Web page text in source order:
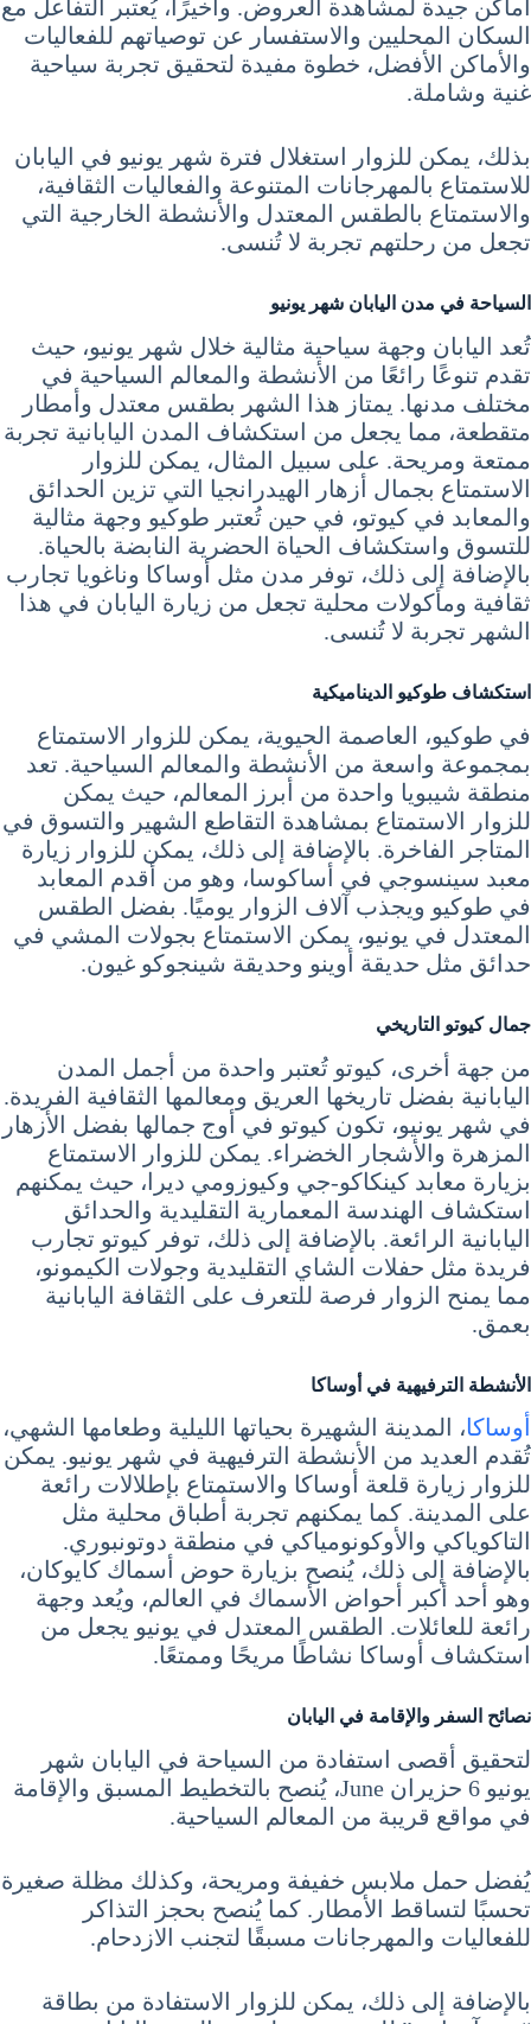
أماكن جيدة لمشاهدة العروض. وأخيرًا، يُعتبر التفاعل مع
السكان المحليين والاستفسار عن توصياتهم للفعاليات
والأماكن الأفضل، خطوة مفيدة لتحقيق تجربة سياحية
غنية وشاملة.
بذلك، يمكن للزوار استغلال فترة شهر يونيو في اليابان
للاستمتاع بالمهرجانات المتنوعة والفعاليات الثقافية،
والاستمتاع بالطقس المعتدل والأنشطة الخارجية التي
تجعل من رحلتهم تجربة لا تُنسى.
السياحة في مدن اليابان شهر يونيو
تُعد اليابان وجهة سياحية مثالية خلال شهر يونيو، حيث
تقدم تنوعًا رائعًا من الأنشطة والمعالم السياحية في
مختلف مدنها. يمتاز هذا الشهر بطقس معتدل وأمطار
متقطعة، مما يجعل من استكشاف المدن اليابانية تجربة
ممتعة ومريحة. على سبيل المثال، يمكن للزوار
الاستمتاع بجمال أزهار الهيدرانجيا التي تزين الحدائق
والمعابد في كيوتو، في حين تُعتبر طوكيو وجهة مثالية
للتسوق واستكشاف الحياة الحضرية النابضة بالحياة.
بالإضافة إلى ذلك، توفر مدن مثل أوساكا وناغويا تجارب
ثقافية ومأكولات محلية تجعل من زيارة اليابان في هذا
الشهر تجربة لا تُنسى.
استكشاف طوكيو الديناميكية
في طوكيو، العاصمة الحيوية، يمكن للزوار الاستمتاع
بمجموعة واسعة من الأنشطة والمعالم السياحية. تعد
منطقة شيبويا واحدة من أبرز المعالم، حيث يمكن
للزوار الاستمتاع بمشاهدة التقاطع الشهير والتسوق في
المتاجر الفاخرة. بالإضافة إلى ذلك، يمكن للزوار زيارة
معبد سينسوجي في أساكوسا، وهو من أقدم المعابد
في طوكيو ويجذب آلاف الزوار يوميًا. بفضل الطقس
المعتدل في يونيو، يمكن الاستمتاع بجولات المشي في
حدائق مثل حديقة أوينو وحديقة شينجوكو غيون.
جمال كيوتو التاريخي
من جهة أخرى، كيوتو تُعتبر واحدة من أجمل المدن
اليابانية بفضل تاريخها العريق ومعالمها الثقافية الفريدة.
في شهر يونيو، تكون كيوتو في أوج جمالها بفضل الأزهار
المزهرة والأشجار الخضراء. يمكن للزوار الاستمتاع
بزيارة معابد كينكاكو-جي وكيوزومي ديرا، حيث يمكنهم
استكشاف الهندسة المعمارية التقليدية والحدائق
اليابانية الرائعة. بالإضافة إلى ذلك، توفر كيوتو تجارب
فريدة مثل حفلات الشاي التقليدية وجولات الكيمونو،
مما يمنح الزوار فرصة للتعرف على الثقافة اليابانية
بعمق.
الأنشطة الترفيهية في أوساكا
أوساكا، المدينة الشهيرة بحياتها الليلية وطعامها الشهي،
تُقدم العديد من الأنشطة الترفيهية في شهر يونيو. يمكن
للزوار زيارة قلعة أوساكا والاستمتاع بإطلالات رائعة
على المدينة. كما يمكنهم تجربة أطباق محلية مثل
التاكوياكي والأوكونومياكي في منطقة دوتونبوري.
بالإضافة إلى ذلك، يُنصح بزيارة حوض أسماك كايوكان،
وهو أحد أكبر أحواض الأسماك في العالم، ويُعد وجهة
رائعة للعائلات. الطقس المعتدل في يونيو يجعل من
استكشاف أوساكا نشاطًا مريحًا وممتعًا.
نصائح السفر والإقامة في اليابان
لتحقيق أقصى استفادة من السياحة في اليابان شهر
يونيو 6 حزيران June، يُنصح بالتخطيط المسبق والإقامة
في مواقع قريبة من المعالم السياحية.
يُفضل حمل ملابس خفيفة ومريحة، وكذلك مظلة صغيرة
تحسبًا لتساقط الأمطار. كما يُنصح بحجز التذاكر
للفعاليات والمهرجانات مسبقًا لتجنب الازدحام.
بالإضافة إلى ذلك، يمكن للزوار الاستفادة من بطاقة